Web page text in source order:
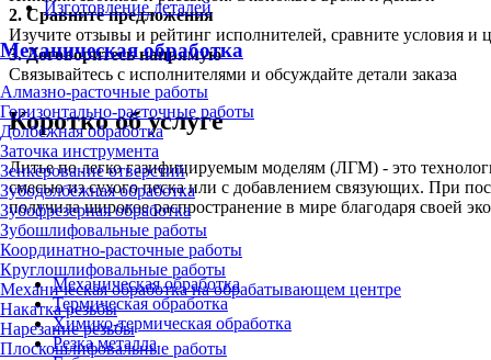
Изготовление деталей
Механическая обработка
Алмазно-расточные работы
Горизонтально-расточные работы
Долбёжная обработка
Заточка инструмента
Зенкерование отверстий
Зубодолбёжная обработка
Зубофрезерная обработка
Зубошлифовальные работы
Координатно-расточные работы
Круглошлифовальные работы
Механическая обработка на обрабатывающем центре
Накатка резьбы
Нарезание резьбы
Плоскошлифовальные работы
2. Сравните предложения
Изучите отзывы и рейтинг исполнителей, сравните условия и
3.Договоритесь напрямую
Связывайтесь с исполнителями и обсуждайте детали заказа
Коротко об услуге
Литье по легко газифицируемым моделям (ЛГМ) - это
смесью из сухого песка или с добавлением связующих. При
получила широкое распространение в мире благодаря своей
Механическая обработка
Термическая обработка
Химико-термическая обработка
Резка металла